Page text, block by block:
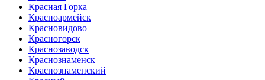
Красная Горка
Красноармейск
Красновидово
Красногорск
Краснозаводск
Краснознаменск
Краснознаменский